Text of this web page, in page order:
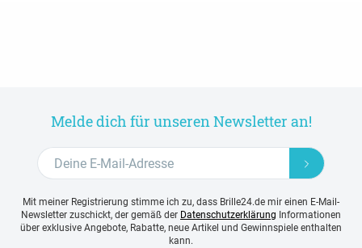
Melde dich für unseren Newsletter an!
Mit meiner Registrierung stimme ich zu, dass Brille24.de mir einen E-Mail-
Newsletter zuschickt, der gemäß der Datenschutzerklärung Informationen
über exklusive Angebote, Rabatte, neue Artikel und Gewinnspiele enthalten
kann.